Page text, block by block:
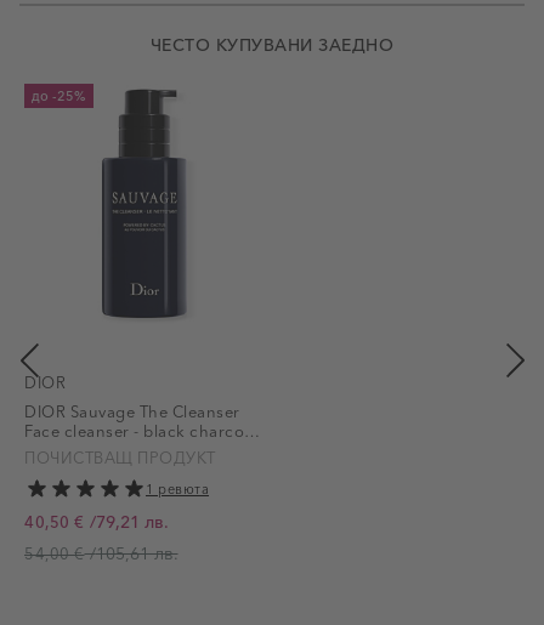
ЧЕСТО КУПУВАНИ ЗАЕДНО
до -25%
DIOR
DIOR Sauvage The Cleanser
Face cleanser - black charcoal
and cactus
ПОЧИСТВАЩ ПРОДУКТ
1 ревюта
Промо цена
40,50 € /79,21 лв.
54,00 €/105,61 лв.